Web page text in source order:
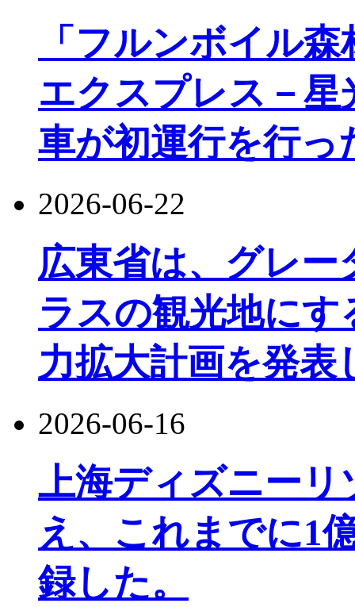
「フルンボイル
エクスプレス－星
車が初運行を行っ
2026-06-22
広東省は、グレ
ラスの観光地に
力拡大計画を発表
2026-06-16
上海ディズニーリ
え、これまでに1
録した。